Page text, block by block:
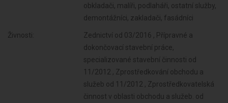
obkladači, malíři, podlaháři, ostatní služby,
demontážníci, zakladači, fasádníci
Živnosti:
Zednictví od 03/2016 , Přípravné a
dokončovací stavební práce,
specializované stavební činnosti od
11/2012 , Zprostředkování obchodu a
služeb od 11/2012 , Zprostředkovatelská
činnost v oblasti obchodu a služeb. od